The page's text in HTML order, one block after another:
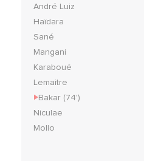
André Luiz
Haïdara
Sané
Mangani
Karaboué
Lemaitre
Bakar (74')
Niculae
Mollo